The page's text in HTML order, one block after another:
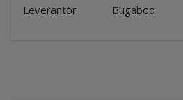
Leverantör Bugaboo